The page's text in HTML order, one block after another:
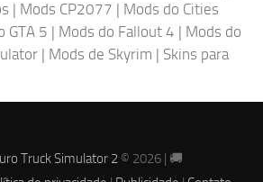
| Mods CP2077 | Mods do Cities
GTA 5 | Mods do Fallout 4 | Mods do
| Mods de Skyrim | Skins para
Truck Simulator 2 © 2026 | 🚚